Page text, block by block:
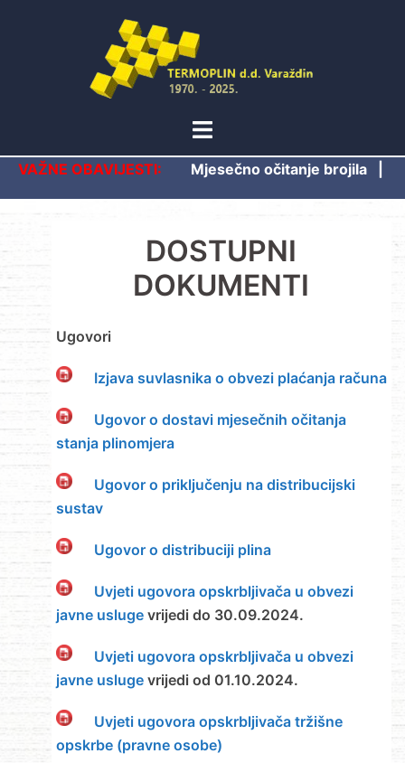
Toggle
VAŽNE OBAVIJESTI: Mjesečno očitanje brojila
DOSTUPNI
DOKUMENTI
Ugovori
Izjava suvlasnika o obvezi plaćanja računa
Ugovor o dostavi mjesečnih očitanja
stanja plinomjera
Ugovor o priključenju na distribucijski
sustav
Ugovor o distribuciji plina
Uvjeti ugovora opskrbljivača u obvezi
javne uslugevrijedi do 30.09.2024.
Uvjeti ugovora opskrbljivača u obvezi
javne uslugevrijedi od 01.10.2024.
Uvjeti ugovora opskrbljivača tržišne
opskrbe (pravne osobe)